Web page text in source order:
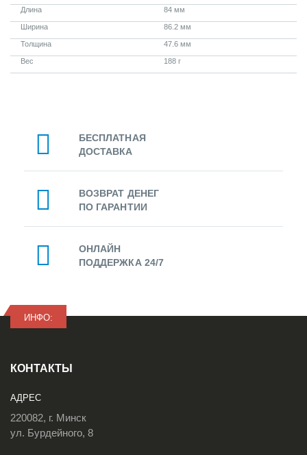
Длина 84 мм
Ширина 86.2 мм
Толщина 47.6 мм
Вес 188 г
БЕСПЛАТНАЯ
ДОСТАВКА
ВОЗВРАТ ДЕНЕГ
ПО ГАРАНТИИ
ОНЛАЙН
ПОДДЕРЖКА 24/7
ИНФО:
КОНТАКТЫ
АДРЕС
220082, г. Минск
ул. Бурдейного, 8